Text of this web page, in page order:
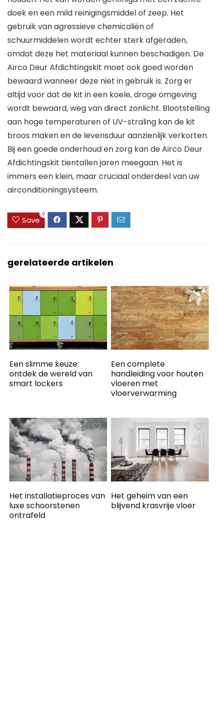
doek en een mild reinigingsmiddel of zeep. Het
gebruik van agressieve chemicaliën of
schuurmiddelen wordt echter sterk afgeraden,
omdat deze het materiaal kunnen beschadigen. De
Airco Deur Afdichtingskit moet ook goed worden
bewaard wanneer deze niet in gebruik is. Zorg er
altijd voor dat de kit in een koele, droge omgeving
wordt bewaard, weg van direct zonlicht. Blootstelling
aan hoge temperaturen of UV-straling kan de kit
broos maken en de levensduur aanzienlijk verkorten.
Bij een goede onderhoud en zorg kan de Airco Deur
Afdichtingskit tientallen jaren meegaan. Het is
immers een klein, maar cruciaal onderdeel van uw
airconditioningsysteem.
Save
0
gerelateerde artikelen
Een slimme keuze:
ontdek de wereld van
smart lockers
Een complete
handleiding voor houten
vloeren met
vloerverwarming
Het installatieproces van
luxe schoorstenen
ontrafeld
Het geheim van een
blijvend krasvrije vloer